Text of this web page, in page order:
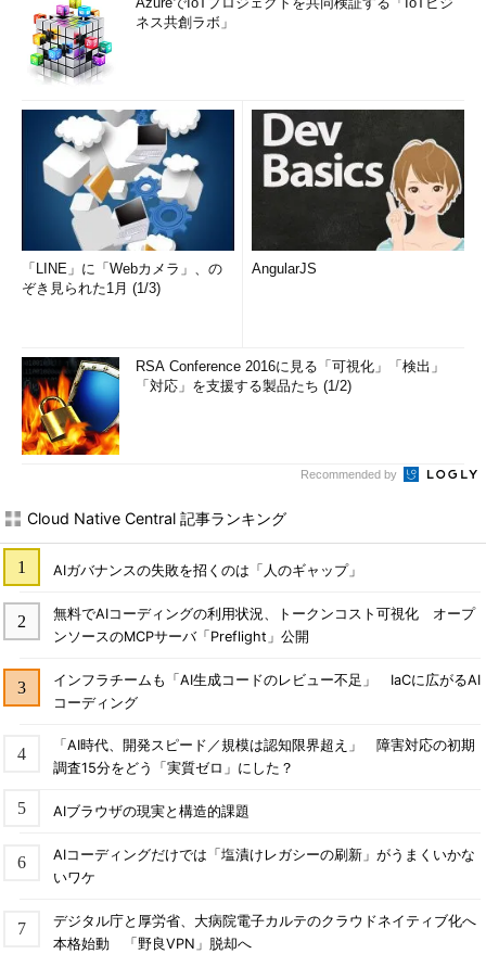
ネス共創ラボ」
「LINE」に「Webカメラ」、の
ぞき見られた1月 (1/3)
AngularJS
RSA Conference 2016に見る「可視化」「検出」
「対応」を支援する製品たち (1/2)
Recommended by
Cloud Native Central 記事ランキング
AIガバナンスの失敗を招くのは「人のギャップ」
無料でAIコーディングの利用状況、トークンコスト可視化 オープ
ンソースのMCPサーバ「Preflight」公開
インフラチームも「AI生成コードのレビュー不足」 IaCに広がるAI
コーディング
「AI時代、開発スピード／規模は認知限界超え」 障害対応の初期
調査15分をどう「実質ゼロ」にした？
AIブラウザの現実と構造的課題
AIコーディングだけでは「塩漬けレガシーの刷新」がうまくいかな
いワケ
デジタル庁と厚労省、大病院電子カルテのクラウドネイティブ化へ
本格始動 「野良VPN」脱却へ